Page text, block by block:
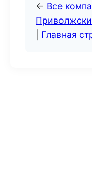
← Все
Главная